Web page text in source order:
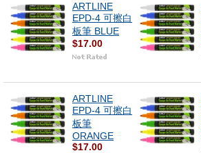
ARTLINE
EPD-4 可擦白
板筆 BLUE
$17.00
ARTLINE
EPD-4 可擦白
板筆
ORANGE
$17.00